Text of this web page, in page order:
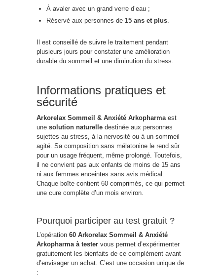
À avaler avec un grand verre d’eau ;
Réservé aux personnes de 15 ans et plus
Il est conseillé de suivre le traitement pendant
plusieurs jours pour constater une amélioration
durable du sommeil et une diminution du stress.
Informations pratiques et
sécurité
Arkorelax Sommeil & Anxiété Arkopharma est
une solution naturelle destinée aux personnes
sujettes au stress, à la nervosité ou à un sommeil
agité. Sa composition sans mélatonine le rend sûr
pour un usage fréquent, même prolongé. Toutefois,
il ne convient pas aux enfants de moins de 15 ans
ni aux femmes enceintes sans avis médical.
Chaque boîte contient 60 comprimés, ce qui permet
une cure complète d’un mois environ.
Pourquoi participer au test gratuit ?
L’opération 60 Arkorelax Sommeil & Anxiété
Arkopharma à tester vous permet d’expérimenter
gratuitement les bienfaits de ce complément avant
d’envisager un achat. C’est une occasion unique de
: